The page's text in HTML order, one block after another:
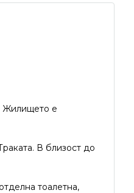
Жилището е
В близост до
тоалетна,